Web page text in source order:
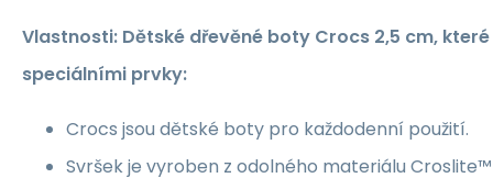
Vlastnosti: Dětské dřevěné boty Crocs 2,5 cm,
speciálními prvky:
Crocs jsou dětské boty pro každodenní použití.
Svršek je vyroben z odolného materiálu